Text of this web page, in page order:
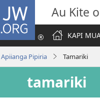
JW.ORG Au Kite
KAPI
Apiianga Pipiria Tamariki
tamariki